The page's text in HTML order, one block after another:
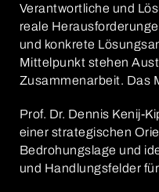
Verantwortliche und
reale
und konkrete
Mittelpunkt stehen
Zusammenarbeit. Das
Prof. Dr. Dennis Kenij-
einer strategischen
Bedrohungslage und
und Handlungsfelder